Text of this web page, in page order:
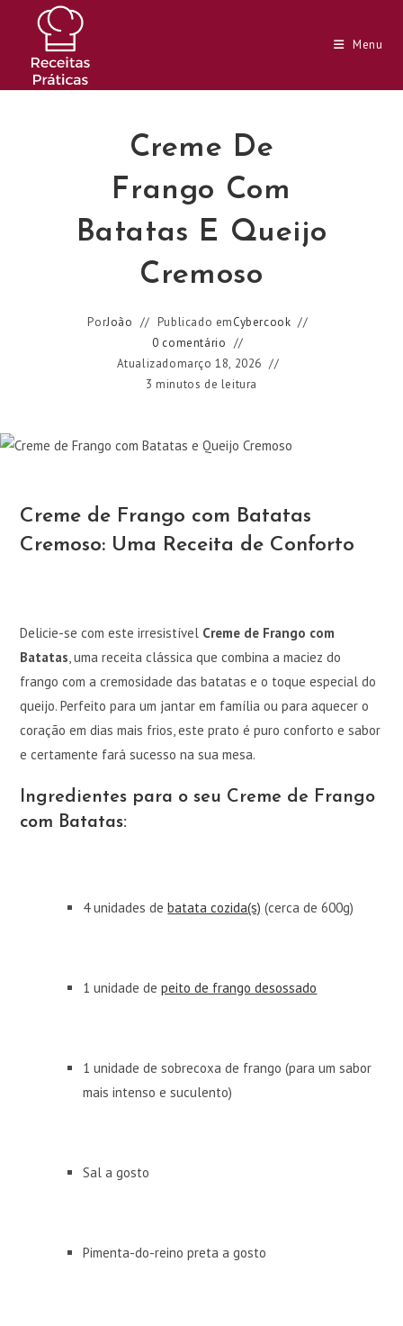
conteúdo
Menu
Creme De
Frango Com
Batatas E Queijo
Cremoso
PorJoão Publicado emCybercook
0 comentário
Atualizadomarço 18, 2026
3 minutos de leitura
Creme de Frango com Batatas
Cremoso: Uma Receita de Conforto
Delicie-se com este irresistível Creme de Frango com
Batatas, uma receita clássica que combina a maciez do
frango com a cremosidade das batatas e o toque especial do
queijo. Perfeito para um jantar em família ou para aquecer o
coração em dias mais frios, este prato é puro conforto e sabor
e certamente fará sucesso na sua mesa.
Ingredientes para o seu Creme de Frango
com Batatas:
4 unidades debatata cozida(s) (cerca de 600g)
1 unidade depeito de frango desossado
1 unidade de sobrecoxa de frango (para um sabor
mais intenso e suculento)
Sal a gosto
Pimenta-do-reino preta a gosto